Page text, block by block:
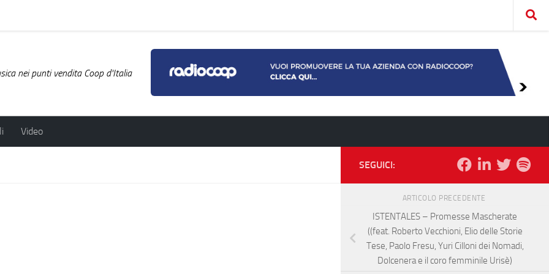
nei punti vendita Coop d'Italia
Video
SEGUICI:
ARTICOLO PRECEDENTE
ISTENTALES – Promesse Mascherate
((feat. Roberto Vecchioni, Elio delle Storie
Tese, Paolo Fresu, Yuri Cilloni dei Nomadi,
Dolcenera e il coro femminile Urisè)